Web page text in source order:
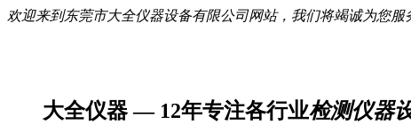
欢迎来到东莞市大全仪器设备有限公司网站，我们将竭诚为您服
大全仪器 — 12年专注各行业检测仪器